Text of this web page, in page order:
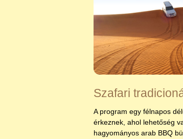
Szafari
A program egy félnapos
érkeznek, ahol lehetőség
hagyományos arab BBQ